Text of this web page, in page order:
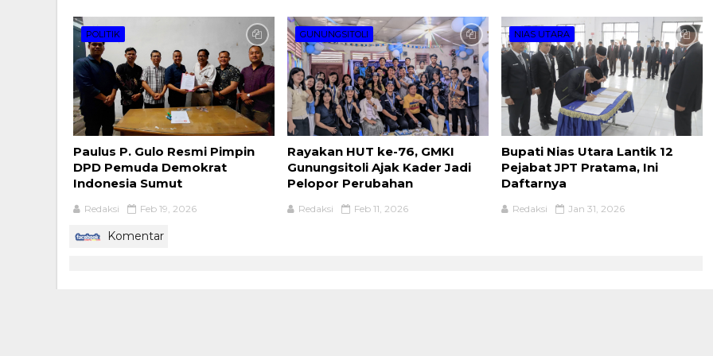
POLITIK
Paulus P. Gulo Resmi Pimpin
DPD Pemuda Demokrat
Indonesia Sumut
Redaksi Feb 19, 2026
GUNUNGSITOLI
Rayakan HUT ke-76, GMKI
Gunungsitoli Ajak Kader Jadi
Pelopor Perubahan
Redaksi Feb 11, 2026
NIAS UTARA
Bupati Nias Utara Lantik 12
Pejabat JPT Pratama, Ini
Daftarnya
Redaksi Jan 31, 2026
Komentar